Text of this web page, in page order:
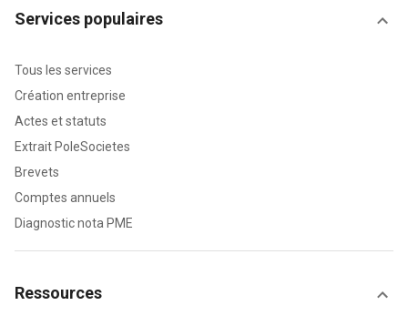
Services populaires
Tous les services
Création entreprise
Actes et statuts
Extrait PoleSocietes
Brevets
Comptes annuels
Diagnostic nota PME
Ressources